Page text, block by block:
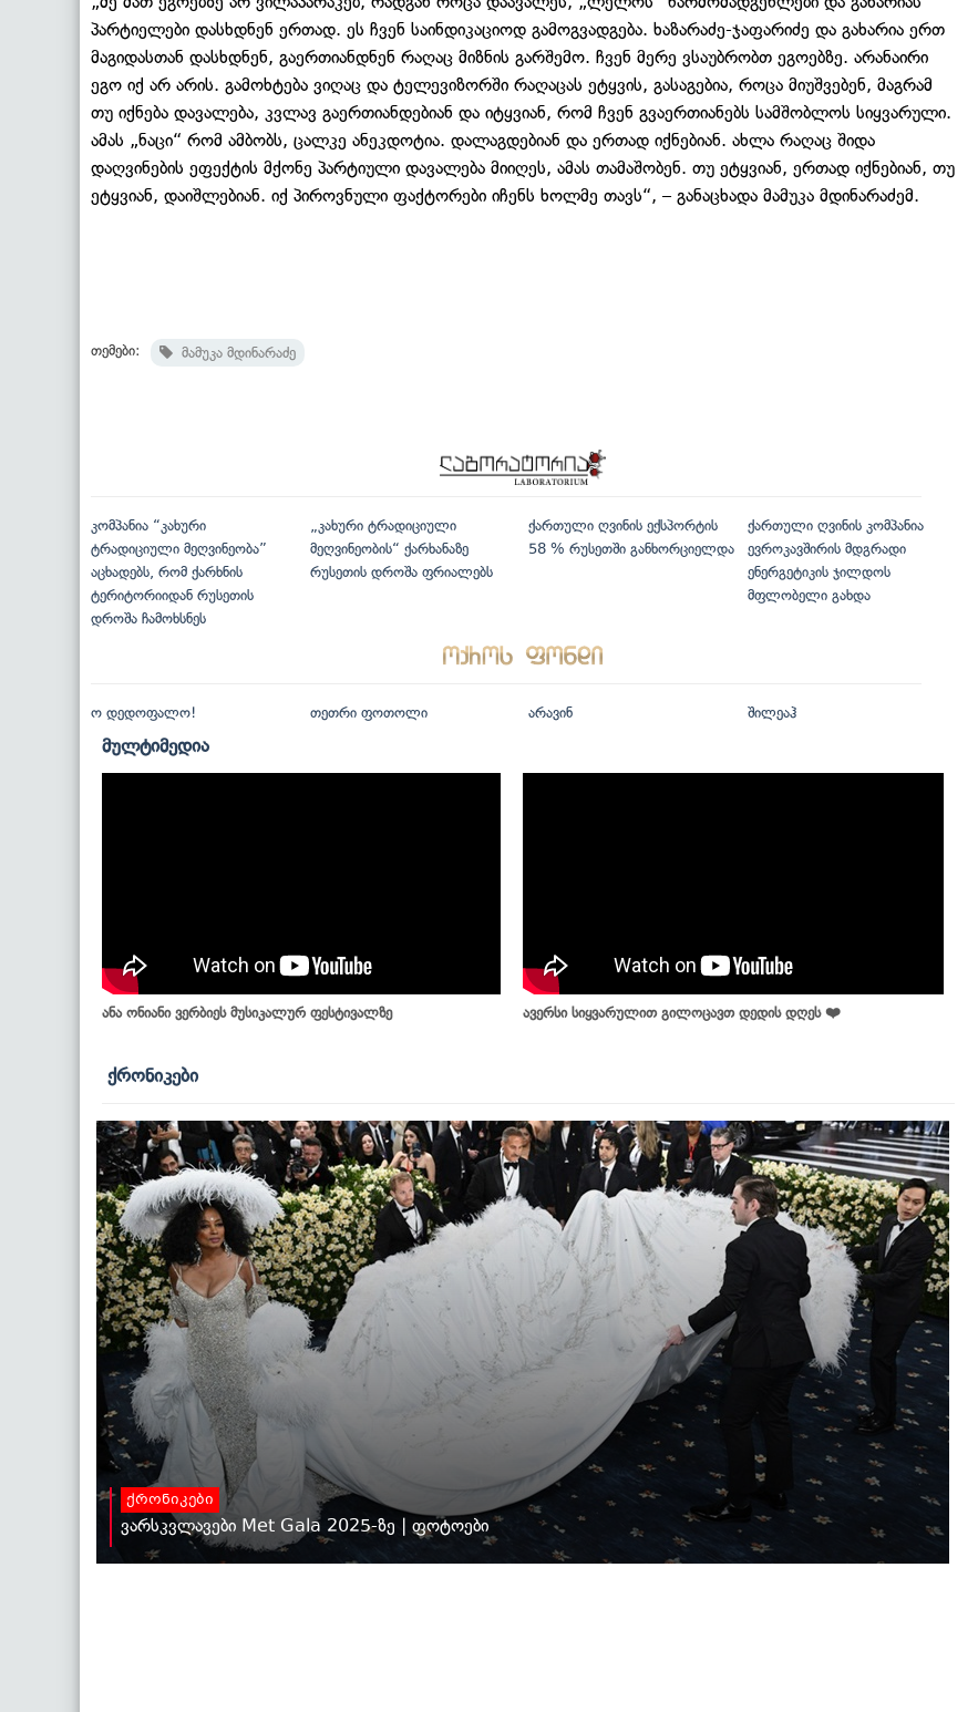
პარტიელები დასხდნენ ერთად. ეს ჩვენ საინდიკაციოდ გამოგვადგება. ხაზარაძე-ჯაფარიძე და გახარია ერთ
მაგიდასთან დასხდნენ, გაერთიანდნენ რაღაც მიზნის გარშემო. ჩვენ მერე ვსაუბრობთ ეგოებზე. არანაირი
ეგო იქ არ არის. გამოხტება ვიღაც და ტელევიზორში რაღაცას ეტყვის, გასაგებია, როცა მიუშვებენ, მაგრამ
თუ იქნება დავალება, კვლავ გაერთიანდებიან და იტყვიან, რომ ჩვენ გვაერთიანებს სამშობლოს სიყვარული.
ამას „ნაცი“ რომ ამბობს, ცალკე ანეკდოტია. დალაგდებიან და ერთად იქნებიან. ახლა რაღაც შიდა
დაღვინების ეფექტის მქონე პარტიული დავალება მიიღეს, ამას თამაშობენ. თუ ეტყვიან, ერთად იქნებიან, თუ
ეტყვიან, დაიშლებიან. იქ პიროვნული ფაქტორები იჩენს ხოლმე თავს“, – განაცხადა მამუკა მდინარაძემ.
თემები: მამუკა მდინარაძე
კომპანია “კახური
ტრადიციული მეღვინეობა”
აცხადებს, რომ ქარხნის
ტერიტორიიდან რუსეთის
დროშა ჩამოხსნეს
„კახური ტრადიციული
მეღვინეობის“ ქარხანაზე
რუსეთის დროშა ფრიალებს
ქართული ღვინის ექსპორტის
58 % რუსეთში განხორციელდა
ქართული ღვინის კომპანია
ევროკავშირის მდგრადი
ენერგეტიკის ჯილდოს
მფლობელი გახდა
ო დედოფალო! თეთრი ფოთოლი არავინ შილეაჰ
მულტიმედია
ანა ონიანი ვერბიეს მუსიკალურ ფესტივალზე ავერსი სიყვარულით გილოცავთ დედის დღეს ❤️
ქრონიკები
ქრონიკები
ვარსკვლავები Met Gala 2025-ზე | ფოტოები